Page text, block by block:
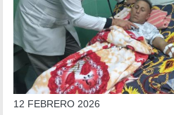
12 FEBRERO 2026